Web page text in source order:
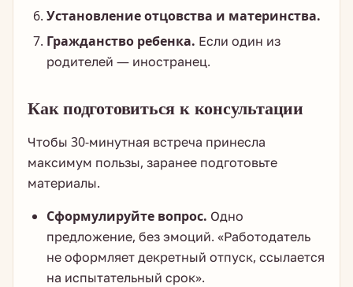
Установление отцовства и материнства.
Гражданство ребенка. Если один из
родителей — иностранец.
Как подготовиться к консультации
Чтобы 30-минутная встреча принесла
максимум пользы, заранее подготовьте
материалы.
Сформулируйте вопрос. Одно
предложение, без эмоций. «Работодатель
не оформляет декретный отпуск, ссылается
на испытательный срок».